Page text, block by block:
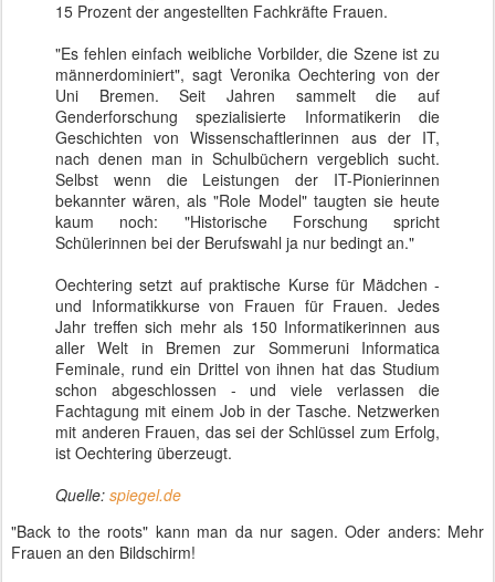
15 Prozent der angestellten Fachkräfte Frauen.
"Es fehlen einfach weibliche Vorbilder, die Szene ist zu
männerdominiert", sagt Veronika Oechtering von der
Uni Bremen. Seit Jahren sammelt die auf
Genderforschung spezialisierte Informatikerin die
Geschichten von Wissenschaftlerinnen aus der IT,
nach denen man in Schulbüchern vergeblich sucht.
Selbst wenn die Leistungen der IT-Pionierinnen
bekannter wären, als "Role Model" taugten sie heute
kaum noch: "Historische Forschung spricht
Schülerinnen bei der Berufswahl ja nur bedingt an."
Oechtering setzt auf praktische Kurse für Mädchen -
und Informatikkurse von Frauen für Frauen. Jedes
Jahr treffen sich mehr als 150 Informatikerinnen aus
aller Welt in Bremen zur Sommeruni Informatica
Feminale, rund ein Drittel von ihnen hat das Studium
schon abgeschlossen - und viele verlassen die
Fachtagung mit einem Job in der Tasche. Netzwerken
mit anderen Frauen, das sei der Schlüssel zum Erfolg,
ist Oechtering überzeugt.
Quelle: spiegel.de
"Back to the roots" kann man da nur sagen. Oder anders: Mehr
Frauen an den Bildschirm!